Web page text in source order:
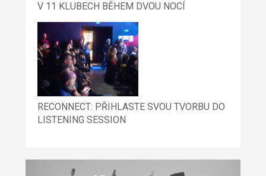
V 11 KLUBECH BĚHEM DVOU NOCÍ
RECONNECT: PŘIHLASTE SVOU TVORBU DO
LISTENING SESSION